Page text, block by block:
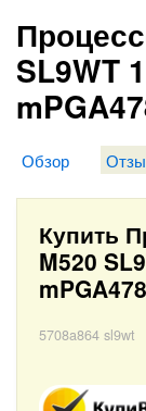
SL9WT
Обзор
Купить
M520
5708a864 sl9wt